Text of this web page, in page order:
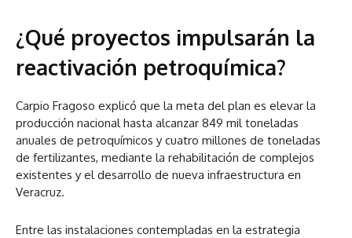
¿Qué proyectos impulsarán la
reactivación petroquímica?
Carpio Fragoso explicó que la meta del plan es elevar la
producción nacional hasta alcanzar 849 mil toneladas
anuales de petroquímicos y cuatro millones de toneladas
de fertilizantes, mediante la rehabilitación de complejos
existentes y el desarrollo de nueva infraestructura en
Veracruz.
Entre las instalaciones contempladas en la estrategia